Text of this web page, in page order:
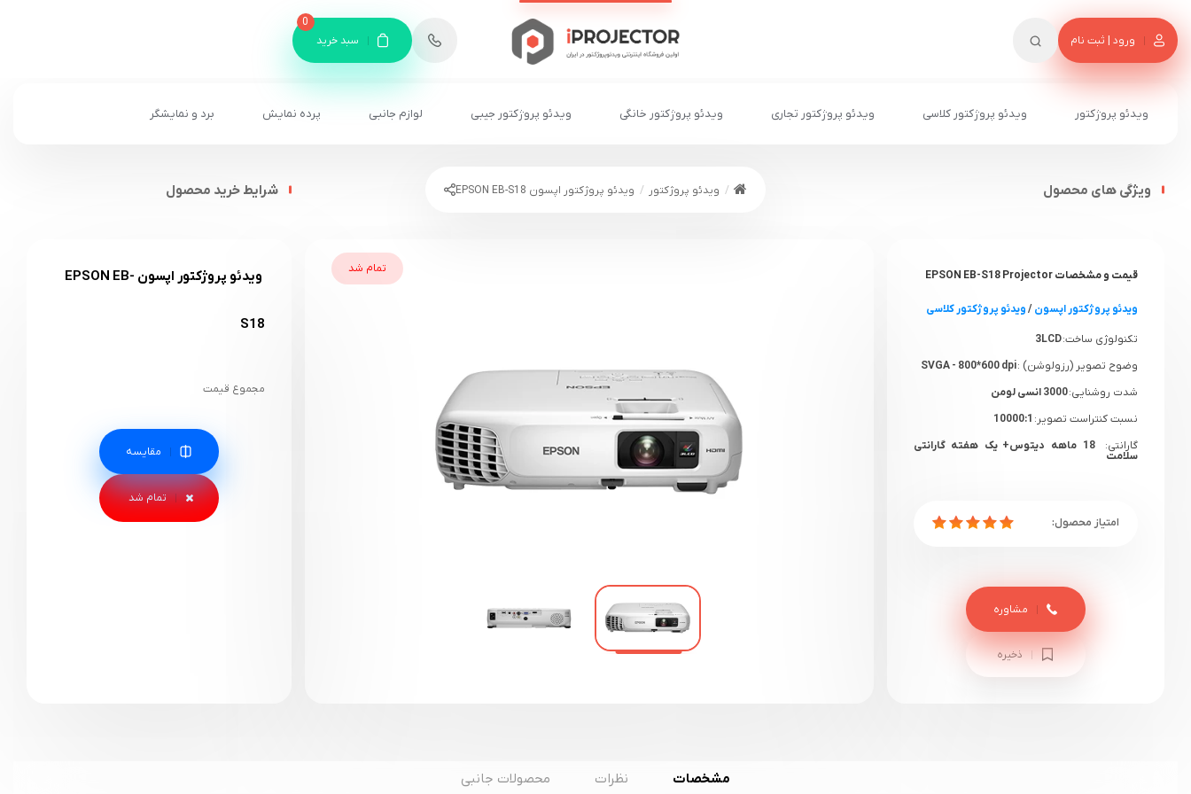
ورود | ثبت نام
8
سبد خرید
0
ویدئو پروژکتور ویدئو پروژکتور کلاسی ویدئو پروژکتور تجاری ویدئو پروژکتور خانگی ویدئو پروژکتور جیبی لوازم جانبی پرده نمایش برد و نمایشگر
ویدئو پروژکتور ویدئو پروژکتور اپسون EPSON EB-S18
تمام شد
شرایط خرید محصول
ویدئو پروژکتور اپسون EPSON EB-
S18
مجموع قیمت
مقایسه
ویژگی های محصول
قیمت و مشخصات EPSON EB-S18 Projector
ویدئو پروژکتور اپسون/ویدئو پروژکتور کلاسی
تکنولوژی ساخت:3LCD
وضوح تصویر (رزولوشن) :
شدت روشنایی:3000 انسی لومن
نسبت کنتراست تصویر:
گارانتی:
18 ماهه دیتوس+ یک هفته گارانتی
سلامت
ذخیره
مشاوره
مشخصات نظرات محصولات جانبی